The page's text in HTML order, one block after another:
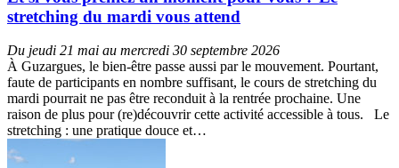
stretching du mardi vous attend
Du jeudi 21 mai au mercredi 30 septembre 2026
À Guzargues, le bien-être passe aussi par le mouvement. Pourtant,
faute de participants en nombre suffisant, le cours de stretching du
mardi pourrait ne pas être reconduit à la rentrée prochaine. Une
raison de plus pour (re)découvrir cette activité accessible à tous. Le
stretching : une pratique douce et…